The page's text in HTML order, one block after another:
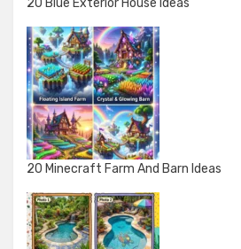
20 Blue Exterior House Ideas
20 Minecraft Farm And Barn Ideas